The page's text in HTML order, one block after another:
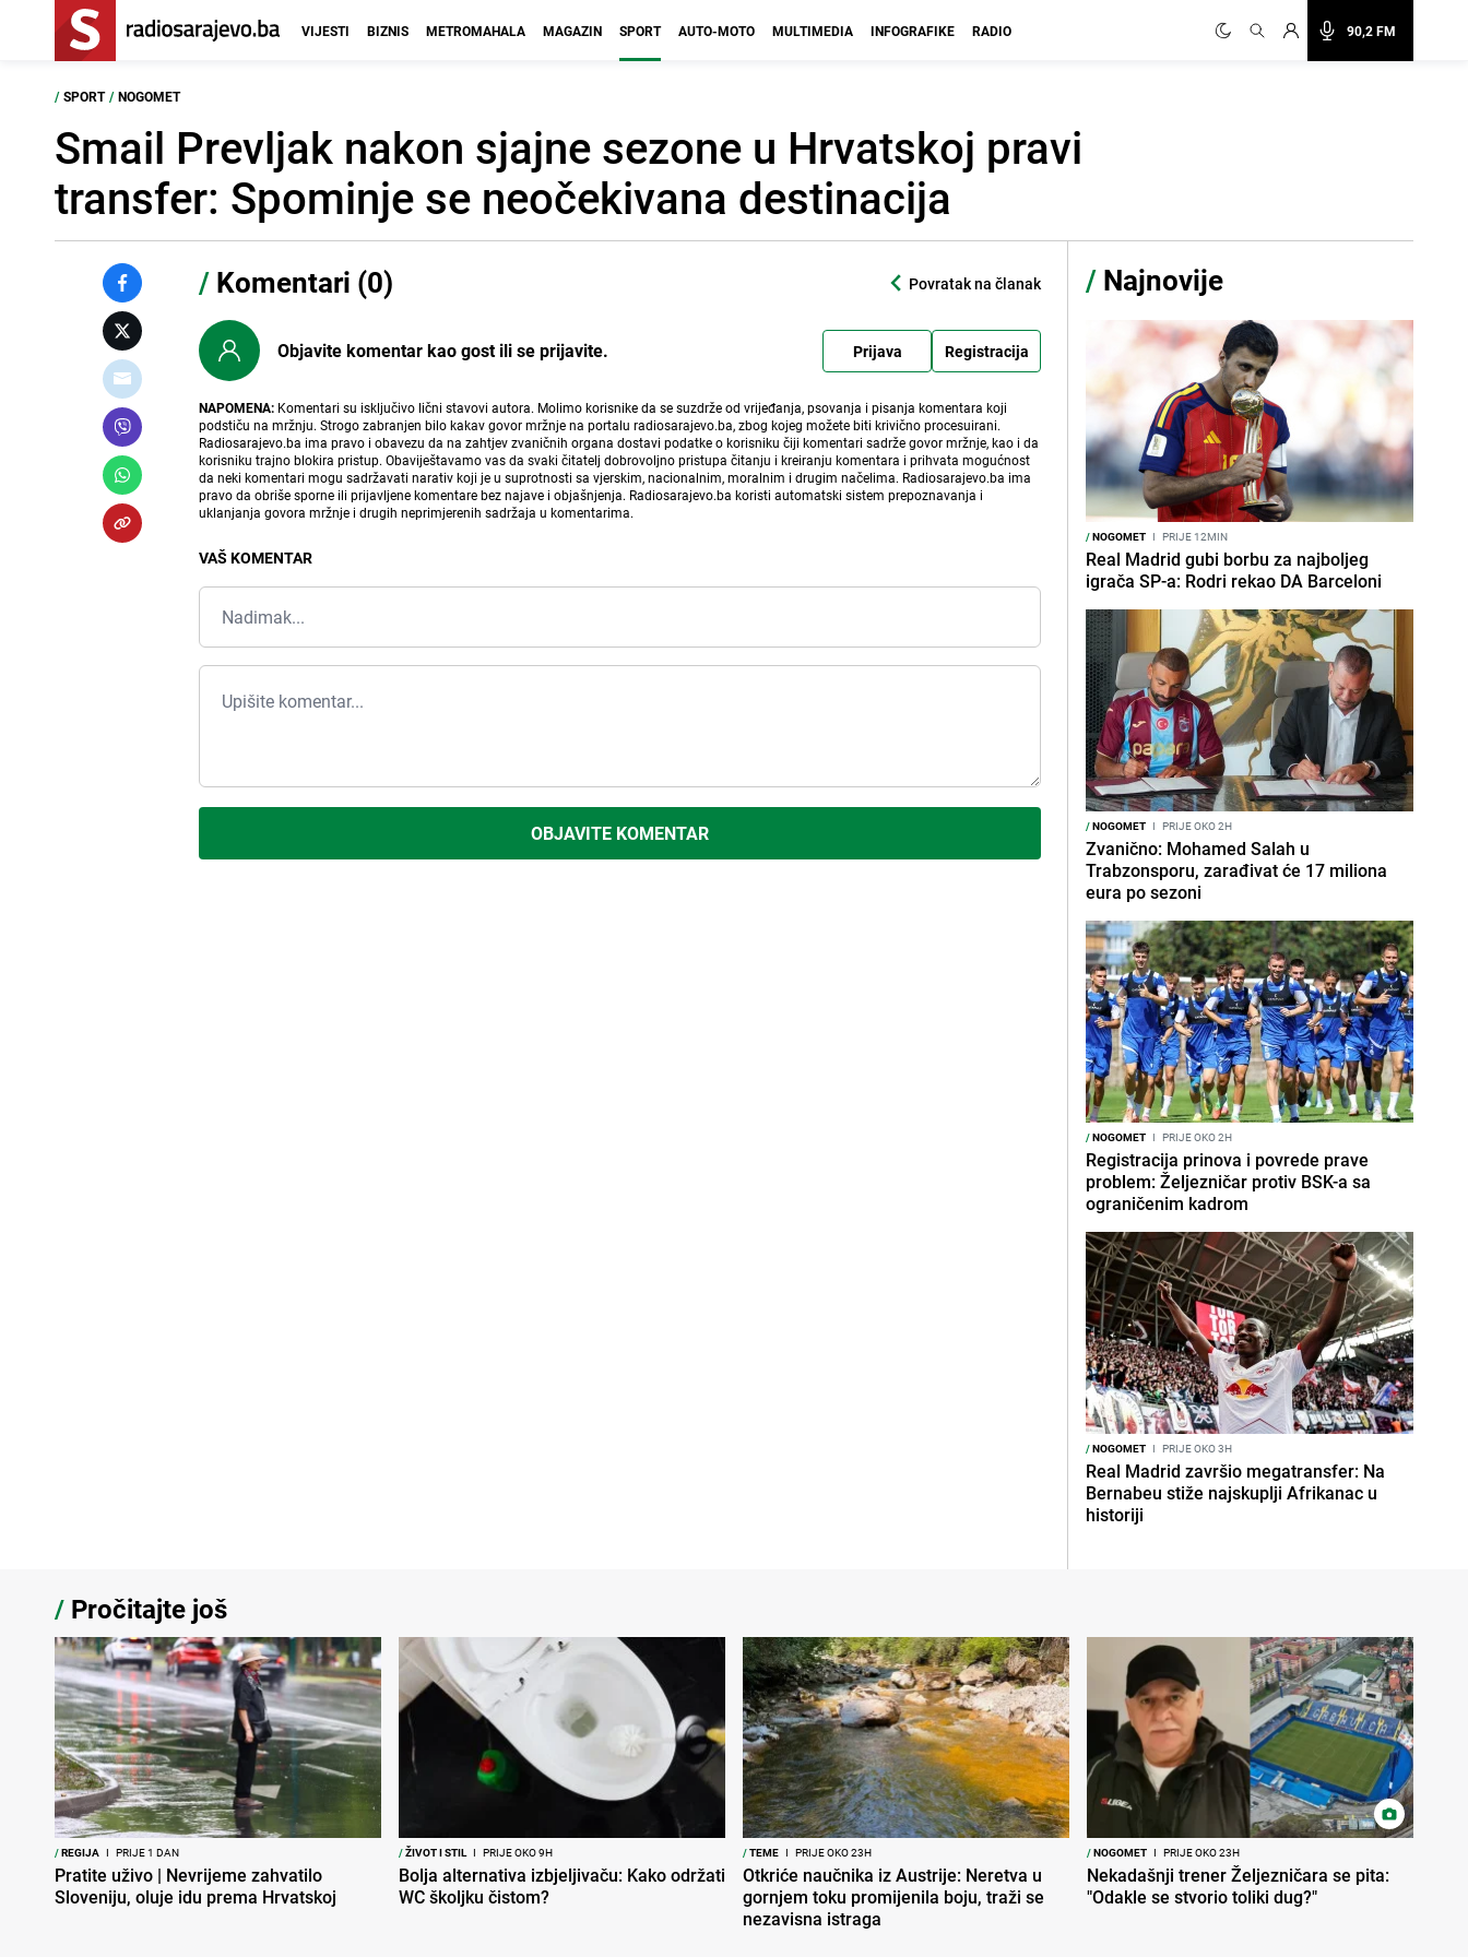
90,2 FM
VIJESTI BIZNIS METROMAHALA MAGAZIN SPORT AUTO-MOTO MULTIMEDIA INFOGRAFIKE RADIO
/ SPORT / NOGOMET
Smail Prevljak nakon sjajne sezone u Hrvatskoj pravi
transfer: Spominje se neočekivana destinacija
/ Komentari (0) Povratak na članak
Objavite komentar kao gost ili se prijavite. Prijava Registracija
NAPOMENA: Komentari su isključivo lični stavovi autora. Molimo korisnike da se suzdrže od vrijeđanja, psovanja i pisanja komentara koji
podstiču na mržnju. Strogo zabranjen bilo kakav govor mržnje na portalu radiosarajevo.ba, zbog kojeg možete biti krivično procesuirani.
Radiosarajevo.ba ima pravo i obavezu da na zahtjev zvaničnih organa dostavi podatke o korisniku čiji komentari sadrže govor mržnje, kao i da
korisniku trajno blokira pristup. Obaviještavamo vas da svaki čitatelj dobrovoljno pristupa čitanju i kreiranju komentara i prihvata mogućnost
da neki komentari mogu sadržavati narativ koji je u suprotnosti sa vjerskim, nacionalnim, moralnim i drugim načelima. Radiosarajevo.ba ima
pravo da obriše sporne ili prijavljene komentare bez najave i objašnjenja. Radiosarajevo.ba koristi automatski sistem prepoznavanja i
uklanjanja govora mržnje i drugih neprimjerenih sadržaja u komentarima.
VAŠ KOMENTAR
OBJAVITE KOMENTAR
/ Najnovije
/NOGOMET I PRIJE 12MIN
Real Madrid gubi borbu za najboljeg
igrača SP-a: Rodri rekao DA Barceloni
/NOGOMET I PRIJE OKO 2H
Zvanično: Mohamed Salah u
Trabzonsporu, zarađivat će 17 miliona
eura po sezoni
/NOGOMET I PRIJE OKO 2H
Registracija prinova i povrede prave
problem: Željezničar protiv BSK-a sa
ograničenim kadrom
/NOGOMET I PRIJE OKO 3H
Real Madrid završio megatransfer: Na
Bernabeu stiže najskuplji Afrikanac u
historiji
/ Pročitajte još
/REGIJA I PRIJE 1 DAN
Pratite uživo | Nevrijeme zahvatilo
Sloveniju, oluje idu prema Hrvatskoj
/ŽIVOT I STIL I PRIJE OKO 9H
Bolja alternativa izbjeljivaču: Kako održati
WC školjku čistom?
/TEME I PRIJE OKO 23H
Otkriće naučnika iz Austrije: Neretva u
gornjem toku promijenila boju, traži se
nezavisna istraga
/NOGOMET I PRIJE OKO 23H
Nekadašnji trener Željezničara se pita:
"Odakle se stvorio toliki dug?"